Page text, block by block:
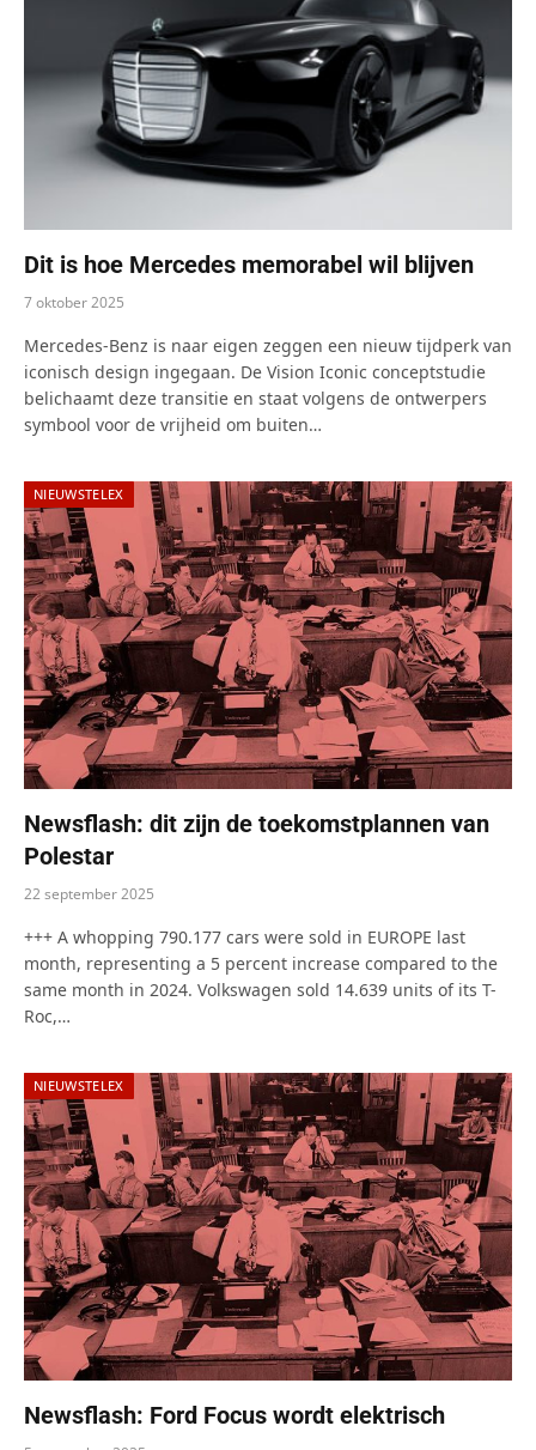
Dit is hoe Mercedes memorabel wil blijven
7 oktober 2025
Mercedes-Benz is naar eigen zeggen een nieuw tijdperk van
iconisch design ingegaan. De Vision Iconic conceptstudie
belichaamt deze transitie en staat volgens de ontwerpers
symbool voor de vrijheid om buiten…
NIEUWSTELEX
Newsflash: dit zijn de toekomstplannen van
Polestar
22 september 2025
+++ A whopping 790.177 cars were sold in EUROPE last
month, representing a 5 percent increase compared to the
same month in 2024. Volkswagen sold 14.639 units of its T-
Roc,…
NIEUWSTELEX
Newsflash: Ford Focus wordt elektrisch